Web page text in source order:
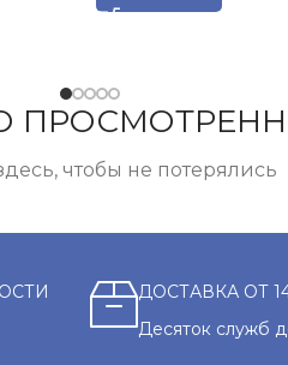
чтобы не потерялись
ДОСТАВКА ОТ
Десяток служб